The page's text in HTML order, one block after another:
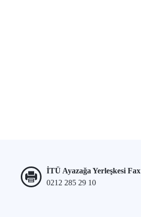
İTÜ Ayazağa Yerleşkesi Fax
0212 285 29 10